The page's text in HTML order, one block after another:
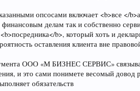
опсосами включает <b>все </
делам так и собственно
b>, который хоть и
оставления клиента вне
ООО «М БИЗНЕС СЕРВИС»
и это сами понимете весомый довод
обязательств